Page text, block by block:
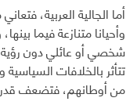
أما الجالية العربية،
وأحيانا متنازعة فيما
شخصي أو عائلي دون رؤية
تتأثر بالخلافات
من أوطانهم، فتضعف